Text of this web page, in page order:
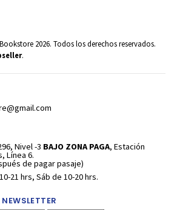
2026. Todos los derechos reservados.
.
Nivel -3 BAJO ZONA PAGA, Estación
Línea 6.
de pagar pasaje)
21 hrs, Sáb de 10-20 hrs.